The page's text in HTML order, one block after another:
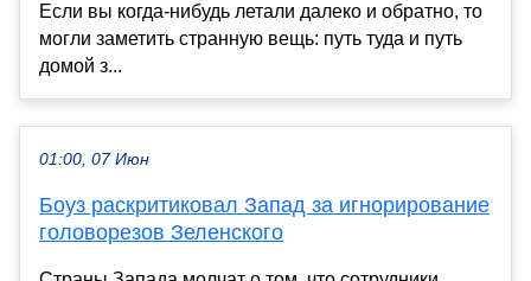
Если вы когда-нибудь летали далеко и обратно, то
могли заметить странную вещь: путь туда и путь
домой з...
01:00, 07 Июн
Боуз раскритиковал Запад за игнорирование
головорезов Зеленского